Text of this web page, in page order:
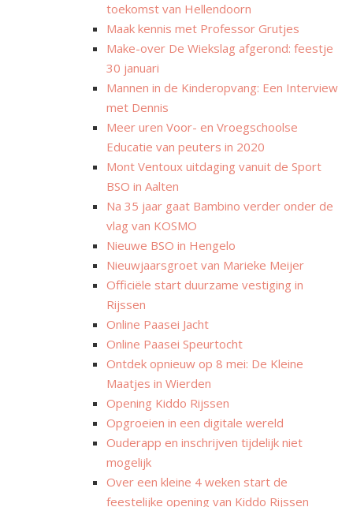
toekomst van Hellendoorn
Maak kennis met Professor Grutjes
Make-over De Wiekslag afgerond: feestje
30 januari
Mannen in de Kinderopvang: Een Interview
met Dennis
Meer uren Voor- en Vroegschoolse
Educatie van peuters in 2020
Mont Ventoux uitdaging vanuit de Sport
BSO in Aalten
Na 35 jaar gaat Bambino verder onder de
vlag van KOSMO
Nieuwe BSO in Hengelo
Nieuwjaarsgroet van Marieke Meijer
Officiële start duurzame vestiging in
Rijssen
Online Paasei Jacht
Online Paasei Speurtocht
Ontdek opnieuw op 8 mei: De Kleine
Maatjes in Wierden
Opening Kiddo Rijssen
Opgroeien in een digitale wereld
Ouderapp en inschrijven tijdelijk niet
mogelijk
Over een kleine 4 weken start de
feestelijke opening van Kiddo Rijssen